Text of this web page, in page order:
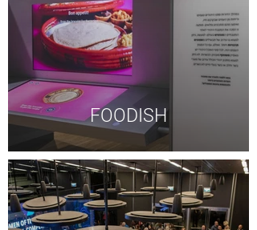
FOODISH